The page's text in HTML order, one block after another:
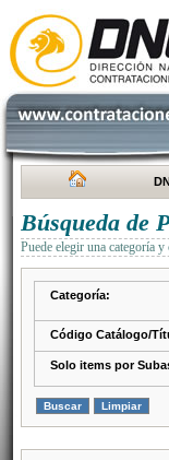
Búsqueda de
Puede elegir una categoría
Categoría:
Código Catálogo/
Solo items por